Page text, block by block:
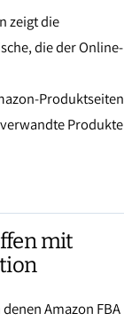
zeigt die
die der Online-
Produktseiten
Produkte
mit
Amazon FBA